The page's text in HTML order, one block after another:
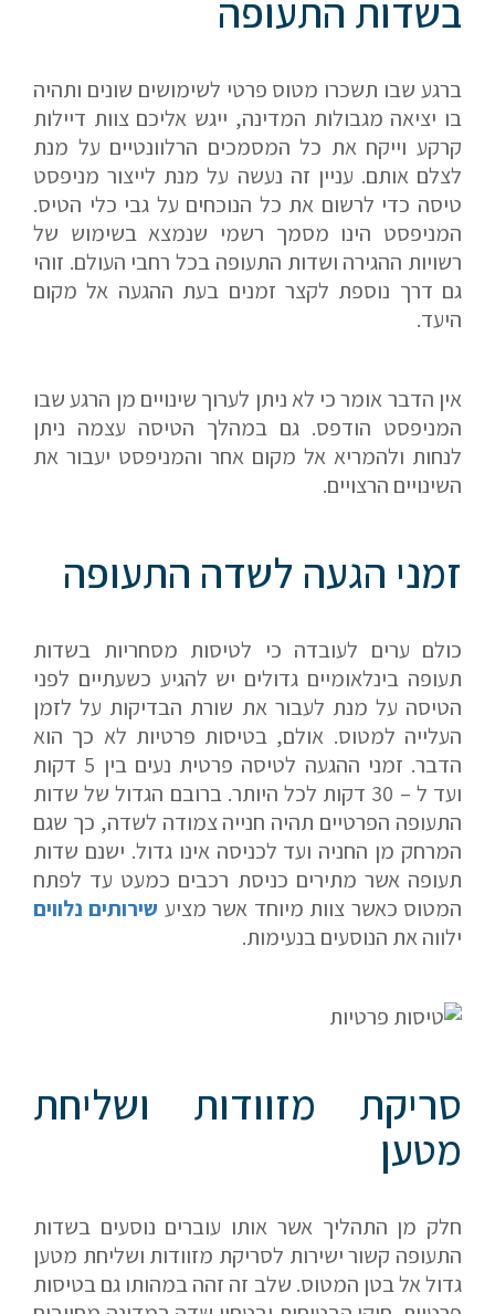
בשדות התעופה
ברגע שבו תשכרו מטוס פרטי לשימושים שונים ותהיה
בו יציאה מגבולות המדינה, ייגש אליכם צוות דיילות
קרקע וייקח את כל המסמכים הרלוונטיים על מנת
לצלם אותם. עניין זה נעשה על מנת לייצור מניפסט
טיסה כדי לרשום את כל הנוכחים על גבי כלי הטיס.
המניפסט הינו מסמך רשמי שנמצא בשימוש של
רשויות ההגירה ושדות התעופה בכל רחבי העולם. זוהי
גם דרך נוספת לקצר זמנים בעת ההגעה אל מקום
היעד.
אין הדבר אומר כי לא ניתן לערוך שינויים מן הרגע שבו
המניפסט הודפס. גם במהלך הטיסה עצמה ניתן
לנחות ולהמריא אל מקום אחר והמניפסט יעבור את
השינויים הרצויים.
זמני הגעה לשדה התעופה
כולם ערים לעובדה כי לטיסות מסחריות בשדות
תעופה בינלאומיים גדולים יש להגיע כשעתיים לפני
הטיסה על מנת לעבור את שורת הבדיקות על לזמן
העלייה למטוס. אולם, בטיסות פרטיות לא כך הוא
הדבר. זמני ההגעה לטיסה פרטית נעים בין 5 דקות
ועד ל – 30 דקות לכל היותר. ברובם הגדול של שדות
התעופה הפרטיים תהיה חנייה צמודה לשדה, כך שגם
המרחק מן החניה ועד לכניסה אינו גדול. ישנם שדות
תעופה אשר מתירים כניסת רכבים כמעט עד לפתח
המטוס כאשר צוות מיוחד אשר מציע שירותים נלווים
ילווה את הנוסעים בנעימות.
סריקת מזוודות ושליחת
מטען
חלק מן התהליך אשר אותו עוברים נוסעים בשדות
התעופה קשור ישירות לסריקת מזוודות ושליחת מטען
גדול אל בטן המטוס. שלב זה זהה במהותו גם בטיסות
סימן שאתם מעוניינים
בפרטים נוספים.
נשמח לשוחח אתכם, לענות על כל שאלה
ולעזור לכם להגשים את החלומות שלכם בעולם התעופה.